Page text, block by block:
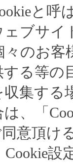
と呼
ェブサ
々のお
る等の
集する
、「
意頂け
設